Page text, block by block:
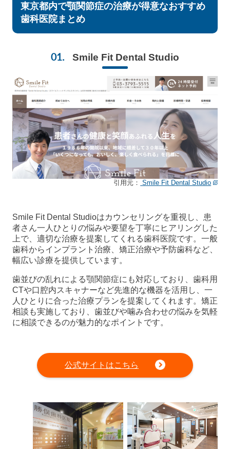
東京都内で顎関節症の治療が得意なおすすめ
歯科医院まとめ
Smile Fit Dental Studio
引用元： Smile Fit Dental Studio
Smile Fit Dental Studioはカウンセリングを重視し、患
者さん一人ひとりの悩みや要望を丁寧にヒアリングした
上で、適切な治療を提案してくれる歯科医院です。一般
歯科からインプラント治療、矯正治療や予防歯科など、
幅広い診療を提供しています。
歯並びの乱れによる顎関節症にも対応しており、歯科用
CTや口腔内スキャナーなど先進的な機器を活用し、一
人ひとりに合った治療プランを提案してくれます。矯正
相談も実施しており、歯並びや噛み合わせの悩みを気軽
に相談できるのが魅力的なポイントです。
公式サイトはこちら